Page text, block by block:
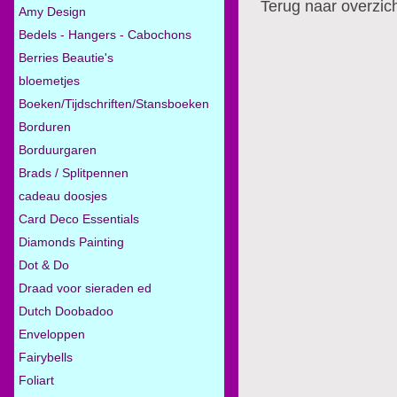
Amy Design
Bedels - Hangers - Cabochons
Berries Beautie's
bloemetjes
Boeken/Tijdschriften/Stansboeken
Borduren
Borduurgaren
Brads / Splitpennen
cadeau doosjes
Card Deco Essentials
Diamonds Painting
Dot & Do
Draad voor sieraden ed
Dutch Doobadoo
Enveloppen
Fairybells
Foliart
Terug naar